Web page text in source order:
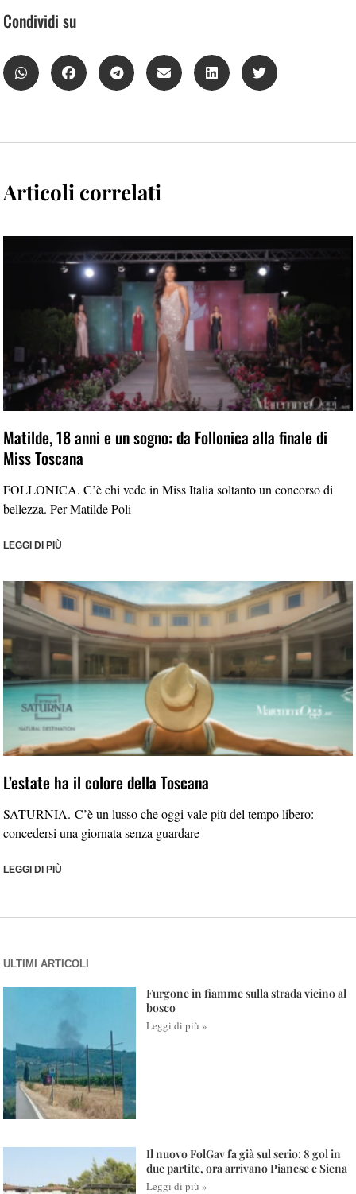
Condividi su
Articoli correlati
Matilde, 18 anni e un sogno: da Follonica alla finale di
Miss Toscana
FOLLONICA. C’è chi vede in Miss Italia soltanto un concorso di
bellezza. Per Matilde Poli
LEGGI DI PIÙ
L’estate ha il colore della Toscana
SATURNIA. C’è un lusso che oggi vale più del tempo libero:
concedersi una giornata senza guardare
LEGGI DI PIÙ
ULTIMI ARTICOLI
Furgone in fiamme sulla strada vicino al
bosco
Leggi di più »
Il nuovo FolGav fa già sul serio: 8 gol in
due partite, ora arrivano Pianese e Siena
Leggi di più »